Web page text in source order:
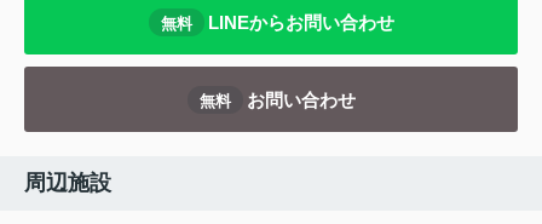
無料 LINEからお問い合わせ
無料 お問い合わせ
周辺施設